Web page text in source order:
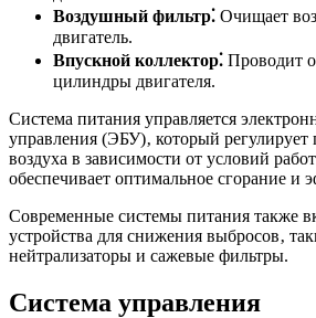
Воздушный фильтр⁚ Очищает
двигатель.
Впускной коллектор⁚ Проводит
цилиндры двигателя.
Система питания управляется
управления (ЭБУ)‚ который регулирует
воздуха в зависимости от условий
обеспечивает оптимальное сгорание и
Современные системы питания также
устройства для снижения выбросов‚
нейтрализаторы и сажевые фильтры.
Система управления